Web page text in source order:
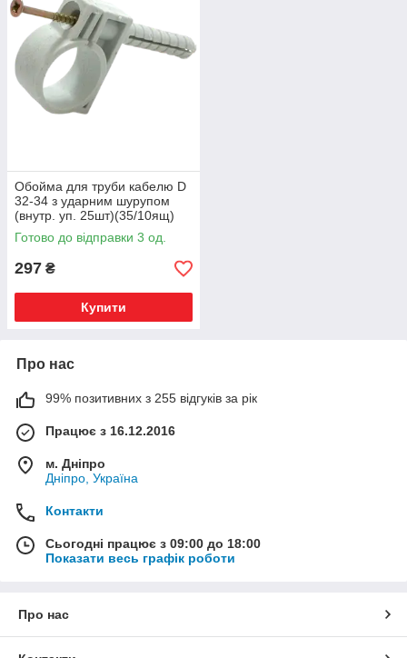
Обойма для труби кабелю D
32-34 з ударним шурупом
(внутр. уп. 25шт)(35/10ящ)
ТМ СПЕКТР LUX
Готово до відправки 3 од.
297 ₴
Купити
Про нас
99% позитивних з 255 відгуків за рік
Працює з 16.12.2016
м. Дніпро
Дніпро, Україна
Контакти
Сьогодні працює з 09:00 до 18:00
Показати весь графік роботи
Про нас